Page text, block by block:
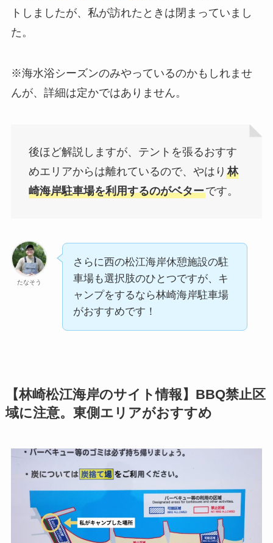
トしましたが、私が訪れたときは閉まっていまし
た。
※海水浴シーズンのみやっているのかもしれませ
んが、詳細は定かではありません。
後ほど解説しますが、テントを張るおすす
めエリアからは離れているので、やはり 林
崎海岸駐車場を利用するのがベターです。
たなそう
さらに西の松江海岸休憩施設の駐
車場も選択肢のひとつですが、キ
ャンプをするなら林崎海岸駐車場
がおすすめです！
【林崎松江海岸のサイト情報】BBQ禁止区
域に注意。東側エリアがおすすめ